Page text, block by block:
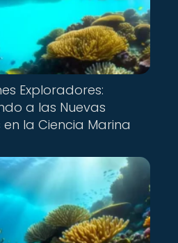
Exploradores:
a las Nuevas
la Ciencia Marina